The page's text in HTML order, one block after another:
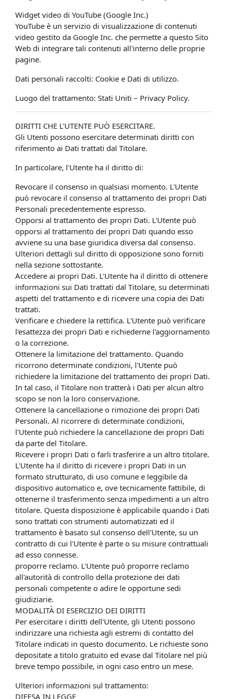
Widget video di YouTube (Google Inc.)
YouTube è un servizio di visualizzazione di contenuti
video gestito da Google Inc. che permette a questo Sito
Web di integrare tali contenuti all'interno delle proprie
pagine.
Dati personali raccolti: Cookie e Dati di utilizzo.
Luogo del trattamento: Stati Uniti – Privacy Policy.
DIRITTI CHE L'UTENTE PUÒ ESERCITARE.
Gli Utenti possono esercitare determinati diritti con
riferimento ai Dati trattati dal Titolare.
In particolare, l'Utente ha il diritto di:
Revocare il consenso in qualsiasi momento. L'Utente
può revocare il consenso al trattamento dei propri Dati
Personali precedentemente espresso.
Opporsi al trattamento dei propri Dati. L'Utente può
opporsi al trattamento dei propri Dati quando esso
avviene su una base giuridica diversa dal consenso.
Ulteriori dettagli sul diritto di opposizione sono forniti
nella sezione sottostante.
Accedere ai propri Dati. L'Utente ha il diritto di ottenere
informazioni sui Dati trattati dal Titolare, su determinati
aspetti del trattamento e di ricevere una copia dei Dati
trattati.
Verificare e chiedere la rettifica. L'Utente può verificare
l'esattezza dei propri Dati e richiederne l'aggiornamento
o la correzione.
Ottenere la limitazione del trattamento. Quando
ricorrono determinate condizioni, l'Utente può
richiedere la limitazione del trattamento dei propri Dati.
In tal caso, il Titolare non tratterà i Dati per alcun altro
scopo se non la loro conservazione.
Ottenere la cancellazione o rimozione dei propri Dati
Personali. Al ricorrere di determinate condizioni,
l'Utente può richiedere la cancellazione dei propri Dati
da parte del Titolare.
Ricevere i propri Dati o farli trasferire a un altro titolare.
L'Utente ha il diritto di ricevere i propri Dati in un
formato strutturato, di uso comune e leggibile da
dispositivo automatico e, ove tecnicamente fattibile, di
ottenerne il trasferimento senza impedimenti a un altro
titolare. Questa disposizione è applicabile quando i Dati
sono trattati con strumenti automatizzati ed il
trattamento è basato sul consenso dell'Utente, su un
contratto di cui l'Utente è parte o su misure contrattuali
ad esso connesse.
proporre reclamo. L'Utente può proporre reclamo
all'autorità di controllo della protezione dei dati
personali competente o adire le opportune sedi
giudiziarie.
MODALITÀ DI ESERCIZIO DEI DIRITTI
Per esercitare i diritti dell'Utente, gli Utenti possono
indirizzare una richiesta agli estremi di contatto del
Titolare indicati in questo documento. Le richieste sono
depositate a titolo gratuito ed evase dal Titolare nel più
breve tempo possibile, in ogni caso entro un mese.
Ulteriori informazioni sul trattamento:
DIFESA IN LEGGE